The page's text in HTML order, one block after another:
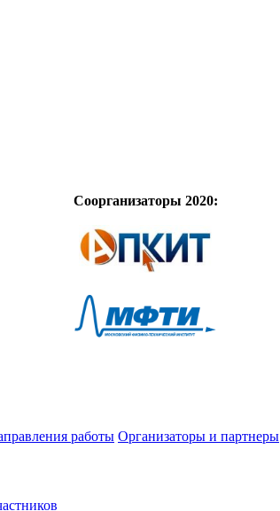
Соорганизаторы 2020:
работы Организаторы и партнеры